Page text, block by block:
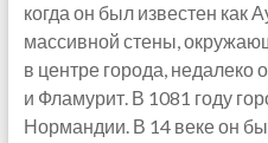
когда он был известен как
массивной стены,
в центре города,
и Фламурит. В 1081 году
Нормандии. В 14 веке он